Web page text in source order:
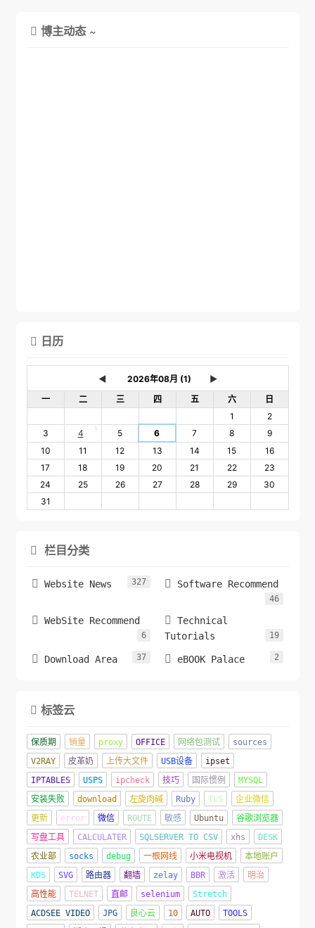
 博主动态 ~
 日历
◄
►
一
二 三 四 五 六
日
1
2
3
4 1 5 6 7 8
9
10
11 12 13 14 15
16
17
18 19 20 21 22
23
24
25 26 27 28 29
30
31
 栏目分类
 Website News 327  Software Recommend
46
 WebSite Recommend
6

Technical
Tutorials
19
 Download Area 37  eBOOK Palace 2
 标签云
保质期 销量 proxy OFFICE 网络包测试
sources
V2RAY
皮革奶 上传大文件 USB设备
ipset
IPTABLES
USPS ipcheck 技巧 国际惯例
MYSQL
安装失败
download 左旋肉碱 Ruby TLS
企业微信
更新
error 微信 ROUTE 敏感 Ubuntu
谷歌浏览器
写盘工具
CALCULATER SQLSERVER TO CSV xhs
DESK
农业部
socks debug 一根网线 小米电视机
本地账户
KDS
SVG 路由器 翻墙 zelay BBR 激活
明治
高性能
TELNET 直邮 selenium
Stretch
ACDSEE VIDEO
JPG 良心云 10 AUTO
TOOLS